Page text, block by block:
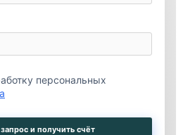
персональных
и получить счёт